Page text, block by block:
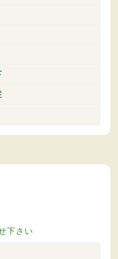
下さい